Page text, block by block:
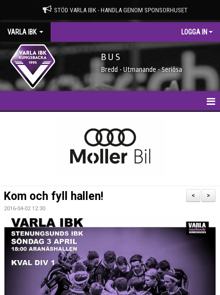
STÖD VARLA IBK - HANDLA GENOM SPONSORHUSET
VARLA IBK LOGGA IN
B U S
Bredd - Utmanande - Seriösa
SPONSORER
OM KLUBBEN
KALENDER
>
<
Kom och fyll hallen!
2016-04-02 12:30